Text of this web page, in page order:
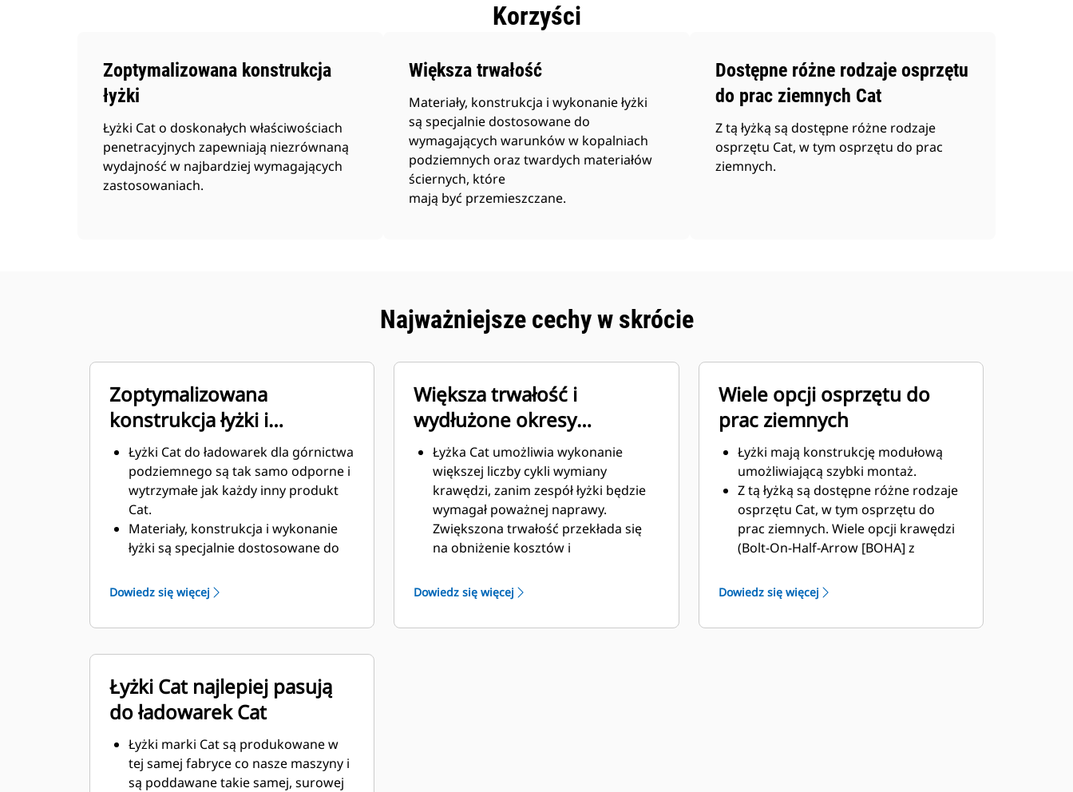
Korzyści
Zoptymalizowana konstrukcja
łyżki
Łyżki Cat o doskonałych właściwościach
penetracyjnych zapewniają niezrównaną
wydajność w najbardziej wymagających
zastosowaniach.
Większa trwałość
Materiały, konstrukcja i wykonanie łyżki
są specjalnie dostosowane do
wymagających warunków w kopalniach
podziemnych oraz twardych materiałów
ściernych, które
mają być przemieszczane.
Dostępne różne rodzaje osprzętu
do prac ziemnych Cat
Z tą łyżką są dostępne różne rodzaje
osprzętu Cat, w tym osprzętu do prac
ziemnych.
Najważniejsze cechy w skrócie
Zoptymalizowana
konstrukcja łyżki i
wytrzymałe materiały
Łyżki Cat do ładowarek dla górnictwa
podziemnego są tak samo odporne i
wytrzymałe jak każdy inny produkt
Cat.
Materiały, konstrukcja i wykonanie
łyżki są specjalnie dostosowane do
kopalniach podziemnych oraz
twardych materiałów ściernych,
które mają być przemieszczane.
sztywność zespołu łyżki, ułatwiając
montaż i demontaż krawędzi.
Elementy zespołu łyżki są wykonane
z materiału wysokiej klasy.
Dowiedz się więcej
Większa trwałość i
wydłużone okresy
międzyobsługowe
Łyżka Cat umożliwia wykonanie
większej liczby cykli wymiany
krawędzi, zanim zespół łyżki będzie
wymagał poważnej naprawy.
Zwiększona trwałość przekłada się
na obniżenie kosztów i
Podczas projektowania łyżki
uwzględniono także jej ciężar, dzięki
czemu jest mocniejsza i lepiej
Dowiedz się więcej
Wiele opcji osprzętu do
prac ziemnych
Łyżki mają konstrukcję modułową
umożliwiającą szybki montaż.
Z tą łyżką są dostępne różne rodzaje
osprzętu Cat, w tym osprzętu do
prac ziemnych. Wiele opcji krawędzi
(Bolt-On-Half-Arrow [BOHA] z
przyspawane [MWO]) oraz segmenty
osłon przyczyniają się do skrócenia
przestojów i szybszego wykonywania
Dowiedz się więcej
Łyżki Cat najlepiej pasują
do ładowarek Cat
Łyżki marki Cat są produkowane w
tej samej fabryce co nasze maszyny i
są poddawane takie samej, surowej